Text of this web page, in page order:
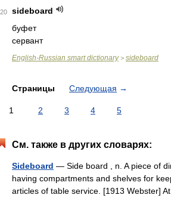
20
sideboard
буфет
сервант
English-Russian smart dictionary> sideboard
Страницы Следующая →
1 2 3 4 5
См. также в других словарях:
Sideboard — Side board , n. A piece of
having compartments and shelves for
articles of table service. [1913 Webster]